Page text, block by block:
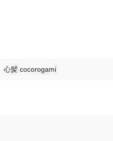
心髪 cocorogami